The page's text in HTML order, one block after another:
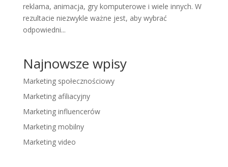
reklama, animacja, gry komputerowe i wiele innych. W
rezultacie niezwykle ważne jest, aby wybrać
odpowiedni...
Najnowsze wpisy
Marketing społecznościowy
Marketing afiliacyjny
Marketing influencerów
Marketing mobilny
Marketing video